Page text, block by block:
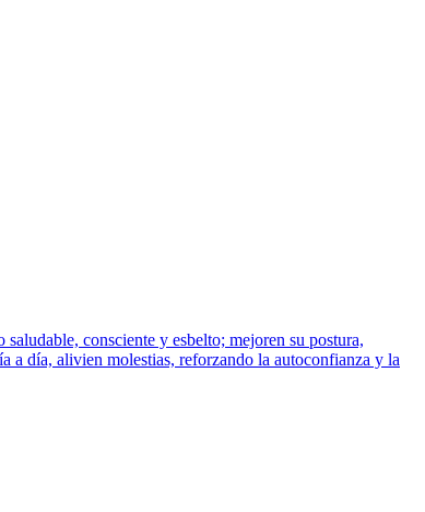
consciente y esbelto; mejoren su postura,
a día, alivien molestias, reforzando la autoconfianza y la